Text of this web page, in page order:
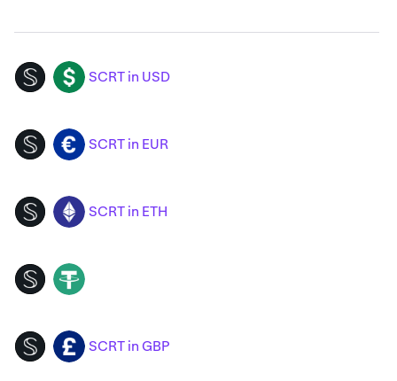
SCRT USD SCRT in USD
SCRT EUR SCRT in EUR
SCRT ETH SCRT in ETH
SCRT USDT
SCRT GBP SCRT in GBP